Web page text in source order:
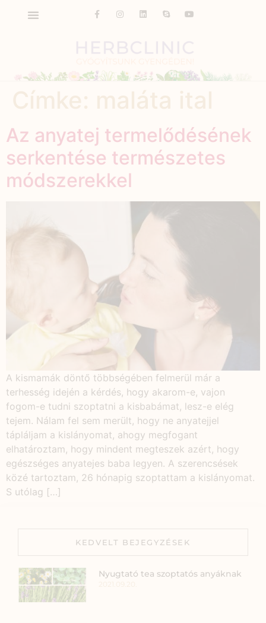
Az anyatej termelődésének
serkentése természetes
módszerekkel
A kismamák döntő többségében felmerül már a
terhesség idején a kérdés, hogy akarom-e, vajon
fogom-e tudni szoptatni a kisbabámat, lesz-e elég
tejem. Nálam fel sem merült, hogy ne anyatejjel
tápláljam a kislányomat, ahogy megfogant
elhatároztam, hogy mindent megteszek azért, hogy
egészséges anyatejes baba legyen. A szerencsések
közé tartoztam, 26 hónapig szoptattam a kislányomat.
S utólag […]
KEDVELT BEJEGYZÉSEK
Nyugtató tea szoptatós anyáknak